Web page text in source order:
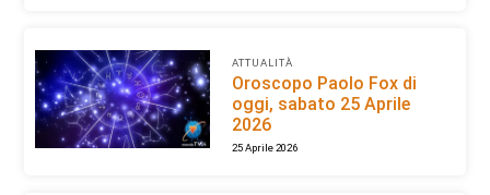
ATTUALITÀ
Oroscopo Paolo Fox di
oggi, sabato 25 Aprile
2026
25 Aprile 2026